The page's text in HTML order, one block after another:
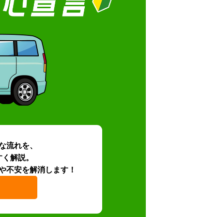
流れを、
解説。
不安を解消します！